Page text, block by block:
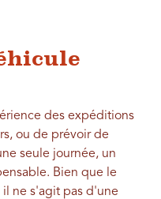
des expéditions
ou de prévoir de
seule journée, un
Bien que le
ne s'agit pas d'une